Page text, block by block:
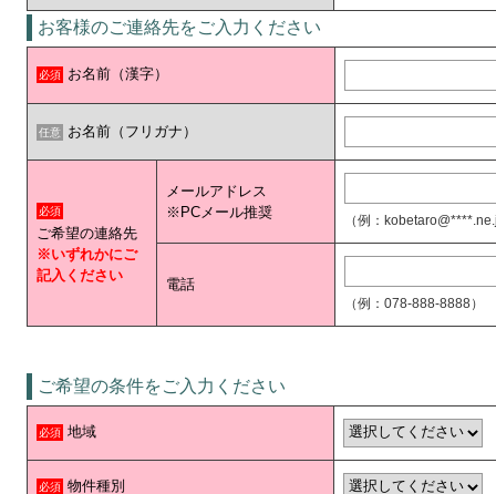
お客様のご連絡先をご入力ください
必須 お名前（漢字）
任意 お名前（フリガナ）
必須
ご希望の連絡先
※いずれかにご
記入ください
メールアドレス
※PCメール推奨
（例：
電話
（例：078-888-8888）
ご希望の条件をご入力ください
必須 地域
必須 物件種別